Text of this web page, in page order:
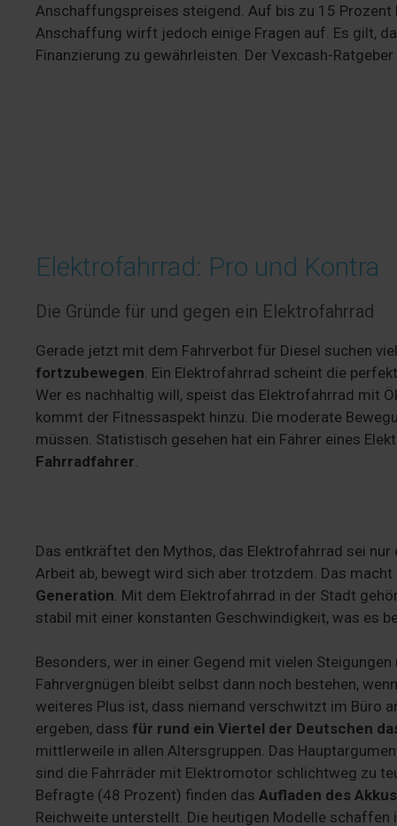
Anschaffungspreises steigend. Auf bis zu 15
Anschaffung wirft jedoch einige Fragen auf. Es gilt,
Finanzierung zu gewährleisten. Der Vexcash-Ratgeber
Elektrofahrrad: Pro und Kontra
Die Gründe für und gegen ein Elektrofahrrad
Gerade jetzt mit dem Fahrverbot für Diesel suchen
fortzubewegen . Ein Elektrofahrrad scheint die
Wer es nachhaltig will, speist das Elektrofahrrad mit
kommt der Fitnessaspekt hinzu. Die moderate
müssen. Statistisch gesehen hat ein Fahrer eines
Fahrradfahrer
Das entkräftet den Mythos, das Elektrofahrrad sei
Arbeit ab, bewegt wird sich aber trotzdem. Das
Generation . Mit dem Elektrofahrrad in der Stadt
stabil mit einer konstanten Geschwindigkeit, was es
Besonders, wer in einer Gegend mit vielen
Fahrvergnügen bleibt selbst dann noch bestehen,
weiteres Plus ist, dass niemand verschwitzt im Büro
ergeben, dass für rund ein Viertel der Deutschen
mittlerweile in allen Altersgruppen. Das
sind die Fahrräder mit Elektromotor schlichtweg zu
Befragte (48 Prozent) finden das Aufladen des Akkus
Reichweite unterstellt. Die heutigen Modelle